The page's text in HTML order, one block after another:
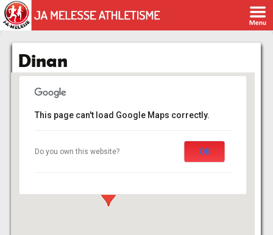
Dinan
rue du centre - dinan
This page can't load Google Maps correctly.
Do you own this website? OK